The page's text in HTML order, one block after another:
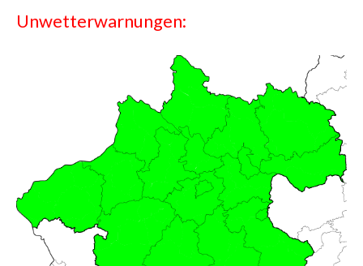
Unwetterwarnungen: